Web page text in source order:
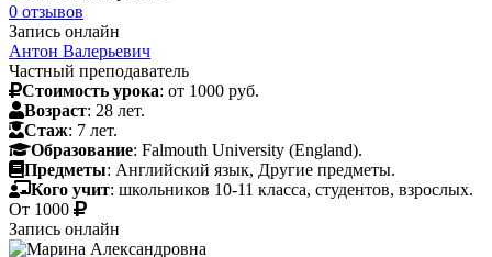
0 отзывов
Запись онлайн
Антон Валерьевич
Частный преподаватель
Стоимость урока: от 1000 руб.
Возраст: 28 лет.
Стаж: 7 лет.
Образование: Falmouth University (England).
Предметы: Английский язык, Другие предметы.
Кого учит: школьников 10-11 класса, студентов, взрослых.
От 1000
Запись онлайн